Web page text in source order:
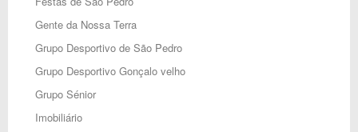
Gente da Nossa Terra
Grupo Desportivo de São Pedro
Grupo Desportivo Gonçalo velho
Grupo Sénior
Imobiliário